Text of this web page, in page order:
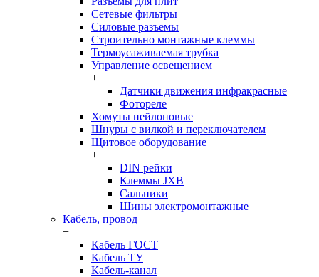
Сетевые фильтры
Силовые разъемы
Строительно монтажные клеммы
Термоусаживаемая трубка
Управление освещением
+
Датчики движения инфракрасные
Фотореле
Хомуты нейлоновые
Шнуры с вилкой и переключателем
Щитовое оборудование
+
DIN рейки
Клеммы JXB
Сальники
Шины электромонтажные
Кабель, провод
+
Кабель ГОСТ
Кабель ТУ
Кабель-канал